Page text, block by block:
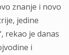
znanje i novo
jedine
rekao je danas
i